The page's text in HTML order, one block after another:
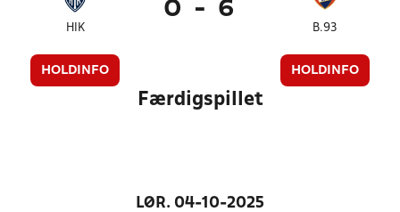
HIK
HOLDINFO
0 - 6
B.93
HOLDINFO
Færdigspillet
LØR. 04-10-2025